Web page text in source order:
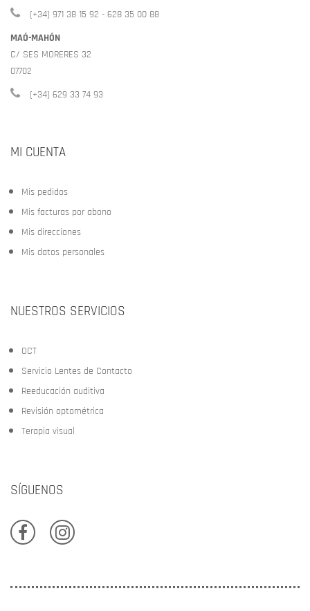
(+34) 971 38 15 92 - 628 35 00 88
MAÓ-MAHÓN
C/ SES MORERES 32
07702
(+34) 629 33 74 93
MI CUENTA
Mis pedidos
Mis facturas por abono
Mis direcciones
Mis datos personales
NUESTROS SERVICIOS
OCT
Servicio Lentes de Contacto
Reeducación auditiva
Revisión optométrica
Terapia visual
SÍGUENOS